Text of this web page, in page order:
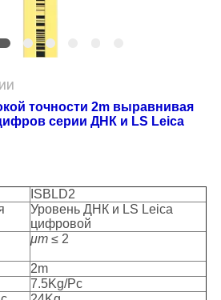
точности 2m выравнивая
серии ДНК и LS Leica
ISBLD2
Уровень ДНК и LS Leica
цифровой
μm≤ 2
2m
7.5Kg/Pc